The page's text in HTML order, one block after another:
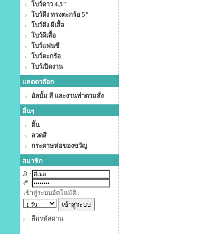
โบว์ดาว 4.5"
โบว์ดึง ทรงตะกร้อ 5"
โบว์ดึง ผีเสื้อ
โบว์ผีเสื้อ
โบว์แฟนซี
โบว์ตะกร้อ
โบว์เปิดงาน
แคตตาล๊อก
อัลบั้ม สี และงานทำตามสั่ง
อื่นๆ
ดิ้น
ลวดสี
กระดาษห่อของขวัญ
สมาชิก
:
:
เข้าสู่ระบบอัตโนมัติ :
ลืมรหัสผ่าน